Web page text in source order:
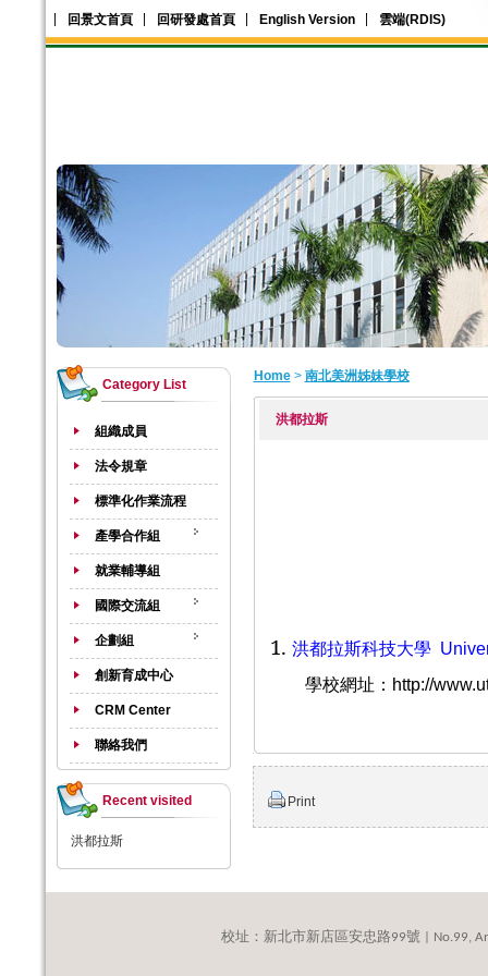
回景文首頁 回研發處首頁 English Version 雲端(RDIS)
Category List
組織成員
法令規章
標準化作業流程
產學合作組
就業輔導組
國際交流組
企劃組
創新育成中心
CRM Center
聯絡我們
Recent visited
洪都拉斯
Home> 南北美洲姊妹學校
洪都拉斯
1. 洪都拉斯科技大學
學校網址： http://
Print
校址：新北市新店區安忠路99號 | No.99,